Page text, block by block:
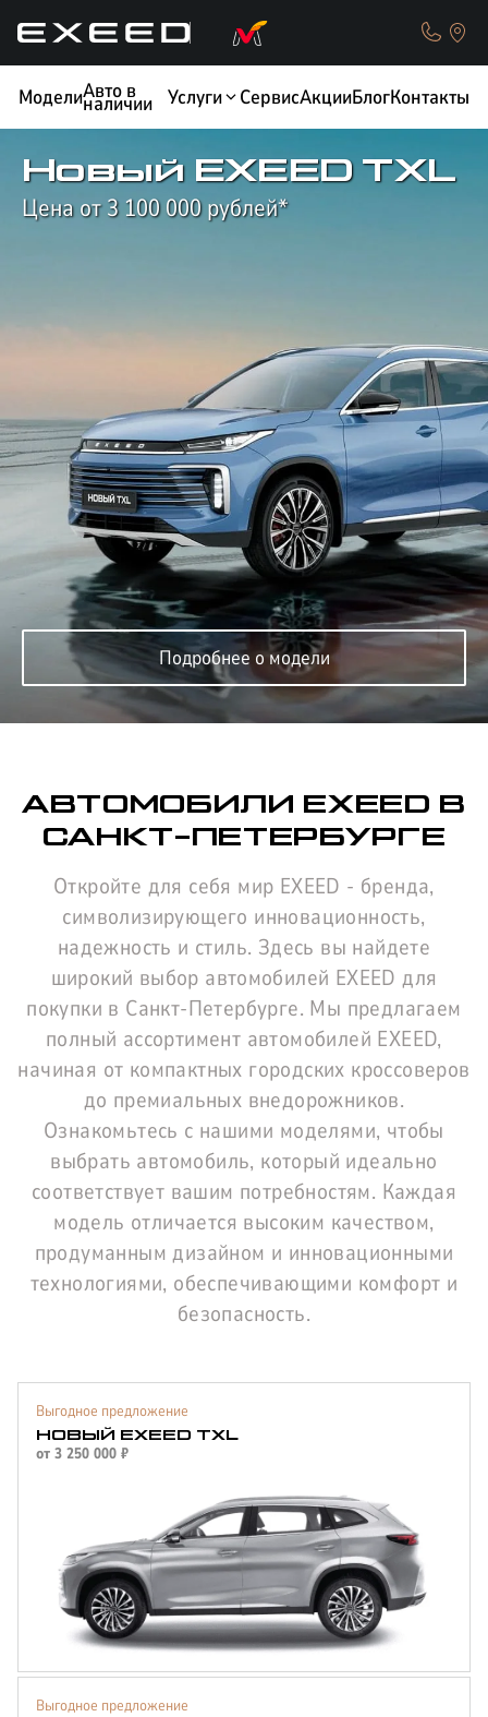
МоделиАвто в
наличии Услуги СервисАкцииБлогКонтакты
ТЕСТ-ДРАЙВ СТРАХОВАНИЕ
ЛИЗИНГ
КОРПОРАТИВНЫМ
КЛИЕНТАМ
Новый EXEED TXL
Цена от 3 100 000 рублей*
Подробнее о модели
АВТОМОБИЛИ EXEED В
САНКТ-ПЕТЕРБУРГЕ
Откройте для себя мир EXEED - бренда,
символизирующего инновационность,
надежность и стиль. Здесь вы найдете
широкий выбор автомобилей EXEED для
покупки в Санкт-Петербурге. Мы предлагаем
полный ассортимент автомобилей EXEED,
начиная от компактных городских кроссоверов
до премиальных внедорожников.
Ознакомьтесь с нашими моделями, чтобы
выбрать автомобиль, который идеально
соответствует вашим потребностям. Каждая
модель отличается высоким качеством,
продуманным дизайном и инновационными
технологиями, обеспечивающими комфорт и
безопасность.
Выгодное предложение
НОВЫЙ EXEED TXL
от 3 250 000 ₽
Выгодное предложение